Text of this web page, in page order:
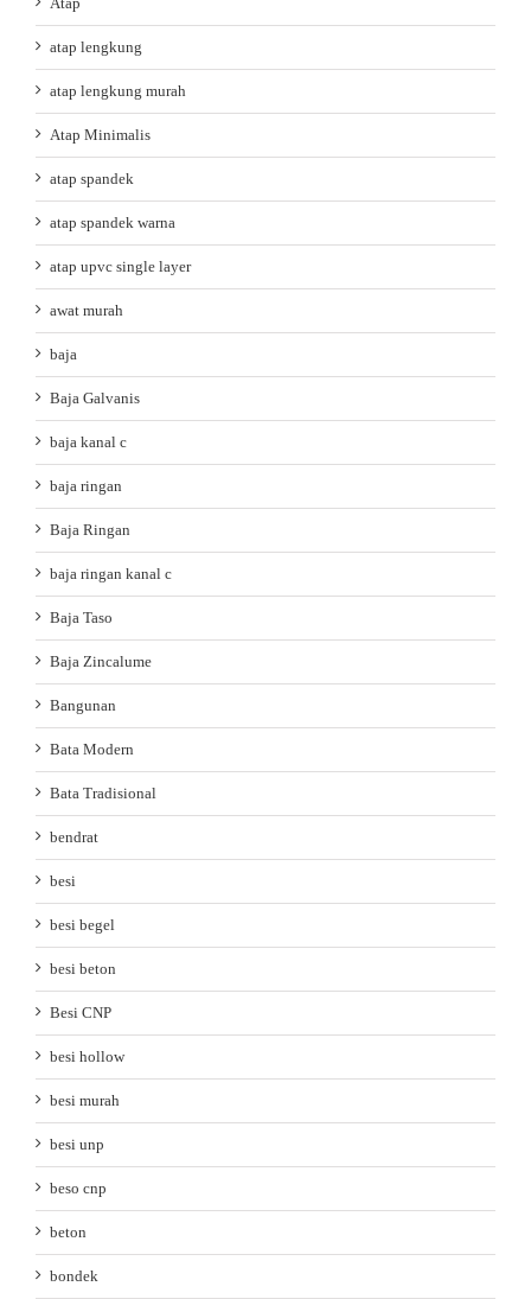
atap lengkung
atap lengkung murah
Atap Minimalis
atap spandek
atap spandek warna
atap upvc single layer
awat murah
baja
Baja Galvanis
baja kanal c
baja ringan
Baja Ringan
baja ringan kanal c
Baja Taso
Baja Zincalume
Bangunan
Bata Modern
Bata Tradisional
bendrat
besi
besi begel
besi beton
Besi CNP
besi hollow
besi murah
besi unp
beso cnp
beton
bondek